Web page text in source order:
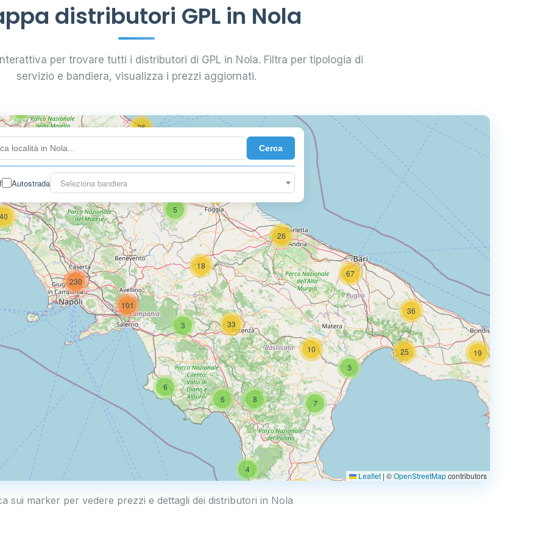
distributori GPL in Nola
per trovare tutti i distributori di GPL in Nola. Filtra per tipologia di
servizio e bandiera, visualizza i prezzi aggiornati.
Cerca
Autostrada Seleziona bandiera
24
5
14
26
16
64
40
101
230
6
6
7
8
4
3
10
3 33
18
25 19
36
26
26
67
Leaflet | ©OpenStreetMapcontributors
sui marker per vedere prezzi e dettagli dei distributori in Nola